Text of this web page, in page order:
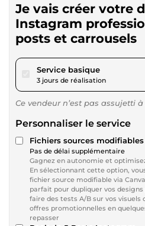
Je vais créer votre
Instagram
posts et carrousels
Service basiquepour 17,32
3 jours de réalisation
Ce vendeur n’est pas assujetti à
Personnaliser le service
Fichiers sources
Pas de délai supplémentaire
Gagnez en autonomie et
En sélectionnant cette option,
fichier source modifiable via
parfait pour dupliquer vos
faire des tests A/B sur vos visuels
offres promotionnelles en
repasser